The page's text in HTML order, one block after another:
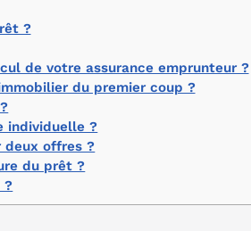
?
de votre assurance emprunteur ?
du premier coup ?
individuelle ?
deux offres ?
du prêt ?
?